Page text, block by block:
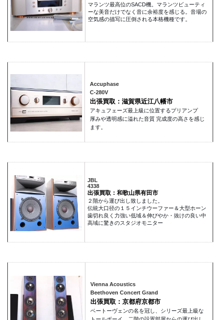
マランツ最高位のSACD機。マランツビューティ
ーな美音だけでなく音に余裕度を感じる。音場の
空気感の描写に圧倒される本格機種です。
Accuphase
C-280V
出張買取：滋賀県近江八幡市
アキュフェーズ最上級に位置するプリアンプ
厚みや透明感に溢れた音質 完成度の高さを感じ
ます。
JBL
4338
出張買取：和歌山県有田市
２階から運び出し致しました。
伝統大口径の１５インチウーファー＆大型ホーン
歯切れ良く力強い低域＆伸びやか・抜けの良い中
高域に驚きのスタジオモニター
Vienna Acoustics
Beethoven Concert Grand
出張買取：京都府京都市
ベートーヴェンの名を冠し、シリーズ最上級な